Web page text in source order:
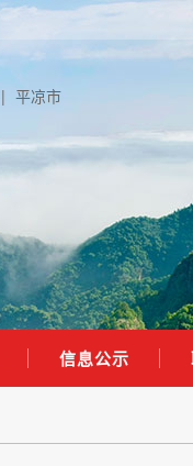
| 平凉市
信息公示